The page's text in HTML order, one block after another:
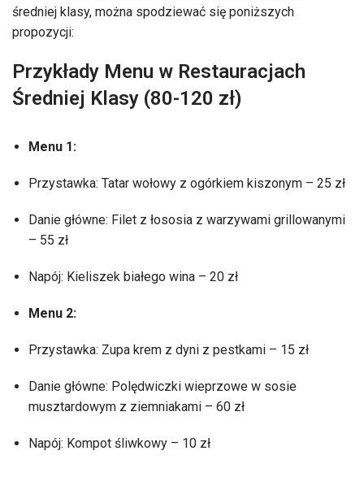
średniej klasy, można spodziewać się poniższych
propozycji:
Przykłady Menu w Restauracjach
Średniej Klasy (80-120 zł)
Menu 1:
Przystawka: Tatar wołowy z ogórkiem kiszonym – 25 zł
Danie główne: Filet z łososia z warzywami grillowanymi
– 55 zł
Napój: Kieliszek białego wina – 20 zł
Menu 2:
Przystawka: Zupa krem z dyni z pestkami – 15 zł
Danie główne: Polędwiczki wieprzowe w sosie
musztardowym z ziemniakami – 60 zł
Napój: Kompot śliwkowy – 10 zł